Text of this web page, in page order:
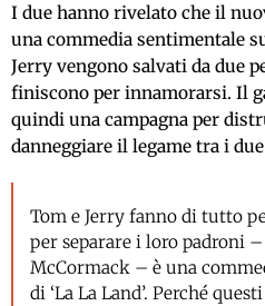
I due hanno rivelato che il
una commedia sentimentale
Jerry vengono salvati da due
finiscono per innamorarsi. Il
quindi una campagna per
danneggiare il legame tra i
Tom e Jerry fanno di tutto
per separare i loro padroni
McCormack – è una
di ‘La La Land’. Perché